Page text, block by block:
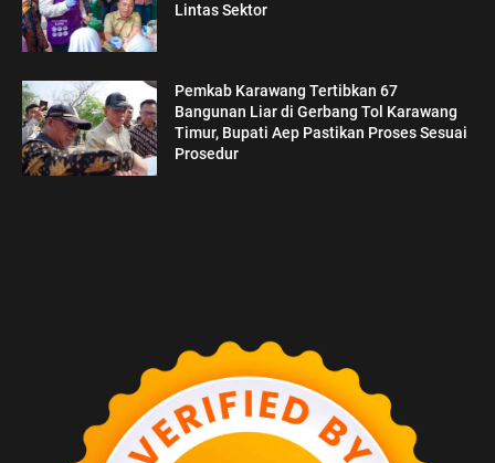
Lintas Sektor
Pemkab Karawang Tertibkan 67
Bangunan Liar di Gerbang Tol Karawang
Timur, Bupati Aep Pastikan Proses Sesuai
Prosedur